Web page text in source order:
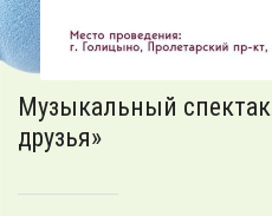
Музыкальный
друзья»